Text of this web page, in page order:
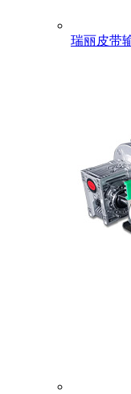
瑞丽皮带